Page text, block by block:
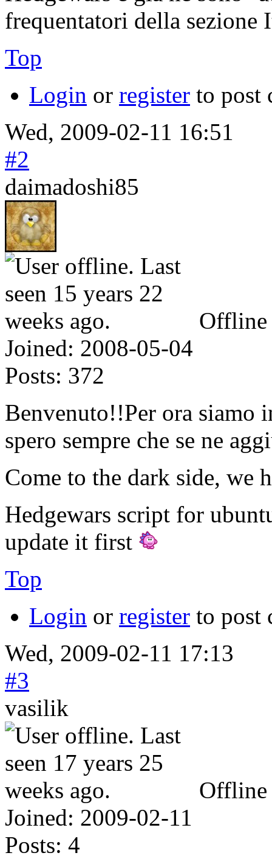
frequentatori della
Top
Login or register to post
Wed, 2009-02-11 16:51
#2
daimadoshi85
Offline
Joined: 2008-05-04
Posts: 372
Benvenuto!!Per ora siamo
spero sempre che se ne
Come to the dark side, we
Hedgewars script for
update it first
Top
Login or register to post
Wed, 2009-02-11 17:13
#3
vasilik
Offline
Joined: 2009-02-11
Posts: 4